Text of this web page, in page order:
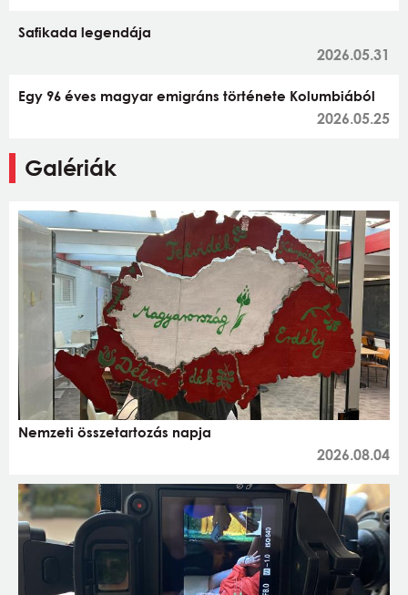
Safikada legendája
2026.05.31
Egy 96 éves magyar emigráns története Kolumbiából
2026.05.25
Galériák
Nemzeti összetartozás napja
2026.08.04